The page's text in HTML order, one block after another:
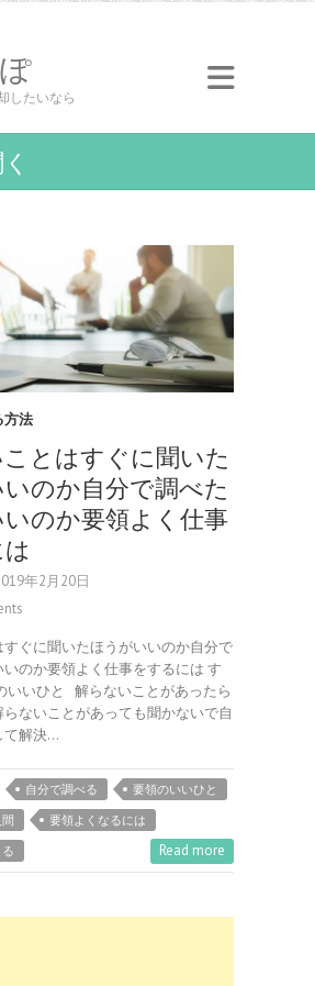
したいなら
方法
とはすぐに聞いた
のか自分で調べた
のか要領よく仕事
年2月20日
ぐに聞いたほうがいいのか自分で
のか要領よく仕事をするには す
いいひと 解らないことがあったら
ないことがあっても聞かないで自
て解決…
自分で調べる
要領のいいひと
要領よくなるには
Read more